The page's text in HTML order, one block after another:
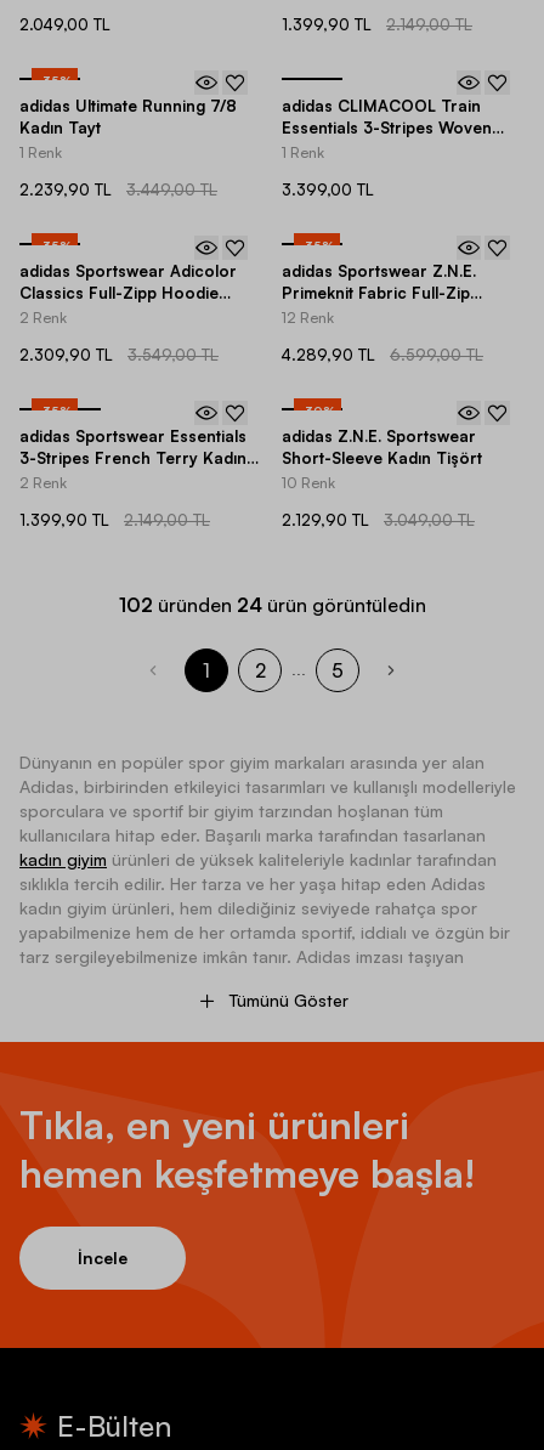
2.049,00 TL 1.399,90 TL 2.149,00 TL
-35%
adidas Ultimate Running 7/8
Kadın Tayt
1 Renk
2.239,90 TL 3.449,00 TL
adidas CLIMACOOL Train
Essentials 3-Stripes Woven
Fabric Gym & Training Kadın
1 Renk
3.399,00 TL
-35%
adidas Sportswear Adicolor
Classics Full-Zipp Hoodie
Kadın Ceket
2 Renk
2.309,90 TL 3.549,00 TL
-35%
adidas Sportswear Z.N.E.
Primeknit Fabric Full-Zip
Hoodie Kadın Sweatshirt
12 Renk
4.289,90 TL 6.599,00 TL
-35%
adidas Sportswear Essentials
3-Stripes French Terry Kadın
Pantolon
2 Renk
1.399,90 TL 2.149,00 TL
-30%
adidas Z.N.E. Sportswear
Short-Sleeve Kadın Tişört
10 Renk
2.129,90 TL 3.049,00 TL
102 üründen 24 ürün görüntüledin
1 2 ... 5
Dünyanın en popüler spor giyim markaları arasında yer alan
Adidas, birbirinden etkileyici tasarımları ve kullanışlı modelleriyle
sporculara ve sportif bir giyim tarzından hoşlanan tüm
kullanıcılara hitap eder. Başarılı marka tarafından tasarlanan
kadın giyim ürünleri de yüksek kaliteleriyle kadınlar tarafından
sıklıkla tercih edilir. Her tarza ve her yaşa hitap eden Adidas
kadın giyim ürünleri, hem dilediğiniz seviyede rahatça spor
yapabilmenize hem de her ortamda sportif, iddialı ve özgün bir
tarz sergileyebilmenize imkân tanır. Adidas imzası taşıyan
tasarımlarıyla zamana meydan okurken uzun yıllar boyunca
Adidas Kadın Giyim Modelleri Nelerdir?
Adidas kadın giyim ürünleri arasında hem spor yaparken hem de
sportif bir giyim tarzı oluştururken ihtiyaç duyabileceğiniz tüm
parçalar bulunur. Dört mevsim için ayrı ayrı tasarlanan Adidas
kadın üst giyim ürünleri arasında
üstleri vesweatshirt
günlük giyim ve fitness sporları için ayrı, koşu ve jogging için ayrı
yapılarıyla size yüksek bir konfor ve hareket alanı sunar. Koşu,
yürüyüş, jogging gibi atletizm içerikli spor etkinlikleri için
Tümünü Göster
Tıkla, en yeni ürünleri
hemen keşfetmeye başla!
İncele
E-Bülten